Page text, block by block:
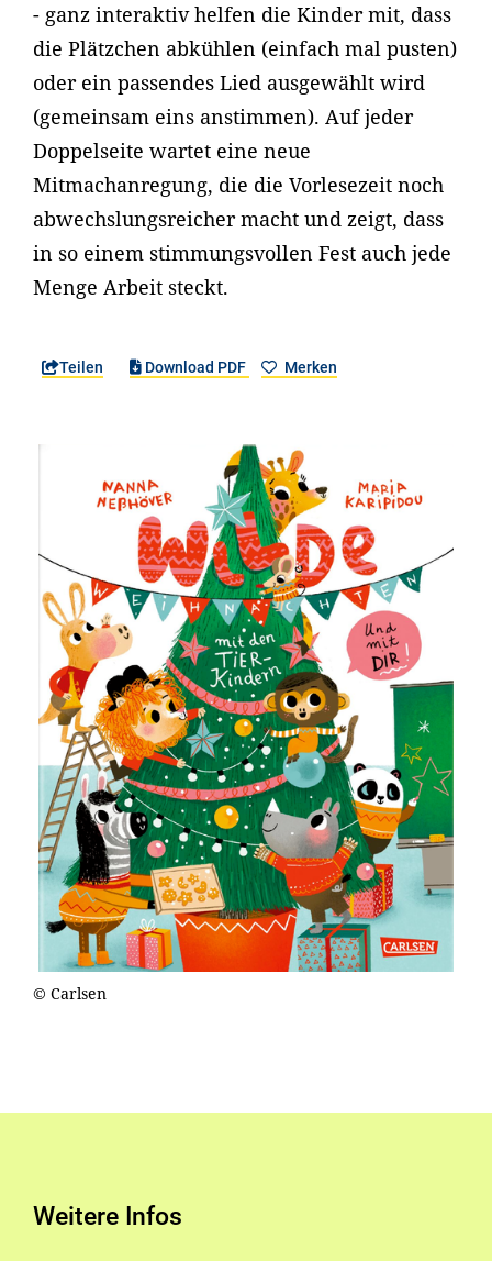
- ganz interaktiv helfen die Kinder mit, dass
die Plätzchen abkühlen (einfach mal pusten)
oder ein passendes Lied ausgewählt wird
(gemeinsam eins anstimmen). Auf jeder
Doppelseite wartet eine neue
Mitmachanregung, die die Vorlesezeit noch
abwechslungsreicher macht und zeigt, dass
in so einem stimmungsvollen Fest auch jede
Menge Arbeit steckt.
Teilen Download PDF Merken
© Carlsen
Weitere Infos